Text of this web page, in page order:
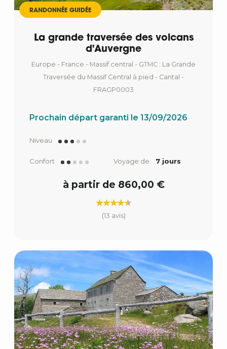
RANDONNÉE GUIDÉE
La grande traversée des volcans
d'Auvergne
Europe - France - Massif central - GTMC : La Grande
Traversée du Massif Central à pied - Cantal -
FRAGP0003
Prochain départ garanti le 13/09/2026
Niveau
Confort Voyage de 7 jours
à partir de 860,00 €
(13 avis)